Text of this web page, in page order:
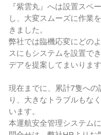
『紫雲丸』へは設置スペ
し、大変スムーズに作業
きました。
弊社では臨機応変にどの
スにもシステムを設置で
デアを提案してまいります
現在までに、累計7隻への
り、大きなトラブルもな
います。
本運航安全管理システム